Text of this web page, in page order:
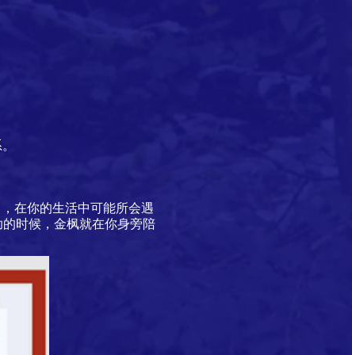
在你的生活中可能所会遇
时候，金枫就在你身旁陪